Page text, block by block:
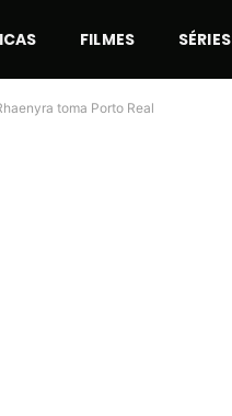
FILMES SÉRIES
toma Porto Real